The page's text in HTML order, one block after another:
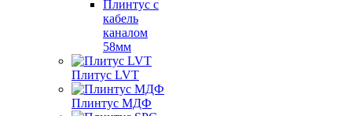
Плинтус с
кабель
каналом
58мм
Плитус LVT
Плинтус МДФ